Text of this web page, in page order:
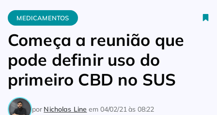
Home Medicamentos Começa a reunião que pode definir
MEDICAMENTOS
Começa a reunião que
pode definir uso do
primeiro CBD no SUS
por Nicholas Line em 04/02/21 às 08:22